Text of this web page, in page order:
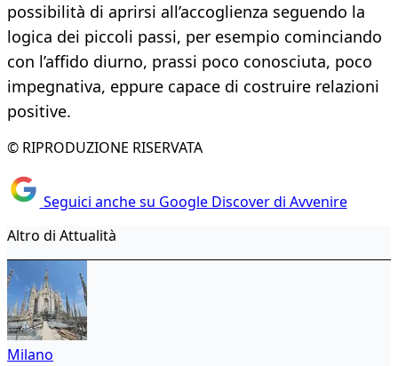
possibilità di aprirsi all’accoglienza seguendo la
logica dei piccoli passi, per esempio cominciando
con l’affido diurno, prassi poco conosciuta, poco
impegnativa, eppure capace di costruire relazioni
positive.
© RIPRODUZIONE RISERVATA
Seguici anche su Google Discover di Avvenire
Altro di Attualità
Milano